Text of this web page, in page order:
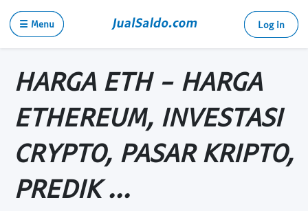
☰ Menu Log in
HARGA ETH - HARGA
ETHEREUM, INVESTASI
CRYPTO, PASAR KRIPTO,
PREDIK ...